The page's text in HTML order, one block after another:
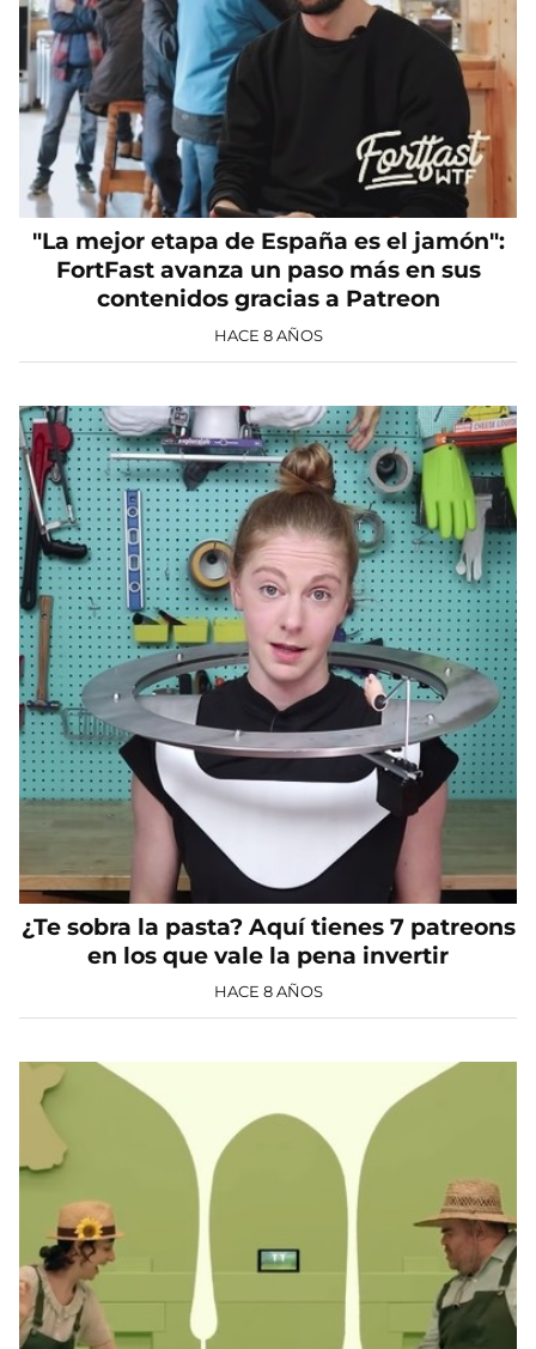
"La mejor etapa de España es el jamón":
FortFast avanza un paso más en sus
contenidos gracias a Patreon
HACE 8 AÑOS
¿Te sobra la pasta? Aquí tienes 7 patreons
en los que vale la pena invertir
HACE 8 AÑOS